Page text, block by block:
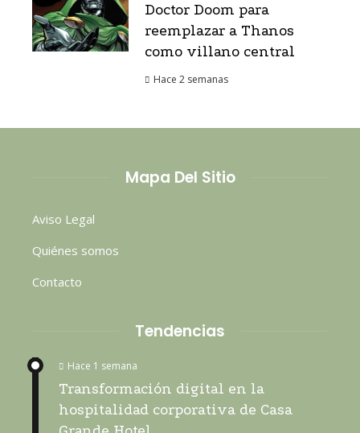
Doctor Doom para
reemplazar a Thanos
como villano central
Hace 2 semanas
Mapa Del Sitio
Aviso Legal
Quiénes somos
Contacto
Tendencias
Hace 1 semana
Transformación digital en la
hospitalidad corporativa de Casa